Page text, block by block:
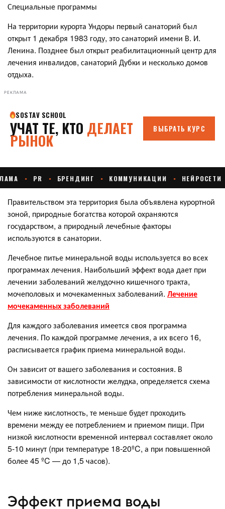
Специальные программы
На территории курорта Ундоры первый санаторий был
открыт 1 декабря 1983 году, это санаторий имени В. И.
Ленина. Позднее был открыт реабилитационный центр для
лечения инвалидов, санаторий Дубки и несколько домов
отдыха.
РЕКЛАМА
Правительством эта территория была объявлена курортной
зоной, природные богатства которой охраняются
государством, а природный лечебные факторы
используются в санатории.
Лечебное питье минеральной воды используется во всех
программах лечения. Наибольший эффект вода дает при
лечении заболеваний желудочно кишечного тракта,
мочеполовых и мочекаменных заболеваний. Лечение
мочекаменных заболеваний
Для каждого заболевания имеется своя программа
лечения. По каждой программе лечения, а их всего 16,
расписывается график приема минеральной воды.
Он зависит от вашего заболевания и состояния. В
зависимости от кислотности желудка, определяется схема
потребления минеральной воды.
Чем ниже кислотность, те меньше будет проходить
времени между ее потреблением и приемом пищи. При
низкой кислотности временной интервал составляет около
5-10 минут (при температуре 18-20ºC, а при повышенной
более 45 ºC — до 1,5 часов).
Эффект приема воды